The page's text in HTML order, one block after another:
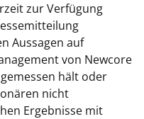
zur Verfügung
Aussagen auf
von Newcore
hält oder
nicht
Ergebnisse mit